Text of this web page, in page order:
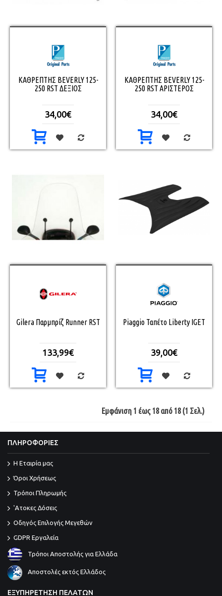
ΚΑΘΡΕΠΤΗΣ BEVERLY 125-
250 RST ΔΕΞΙΟΣ
34,00€
ΚΑΘΡΕΠΤΗΣ BEVERLY 125-
250 RST ΑΡΙΣΤΕΡΟΣ
34,00€
Gilera Παρμπρίζ Runner RST
133,99€
Piaggio Ταπέτο Liberty IGET
39,00€
Εμφάνιση 1 έως 18 από 18 (1 Σελ.)
ΠΛΗΡΟΦΟΡΙΕΣ
Η Εταιρία μας
Όροι Χρήσεως
Τρόποι Πληρωμής
'Ατοκες Δόσεις
Οδηγός Επιλογής Μεγεθών
GDPR Εργαλεία
Τρόποι Αποστολής για Ελλάδα
Αποστολές εκτός Ελλάδος
ΕΞΥΠΗΡΕΤΗΣΗ ΠΕΛΑΤΩΝ